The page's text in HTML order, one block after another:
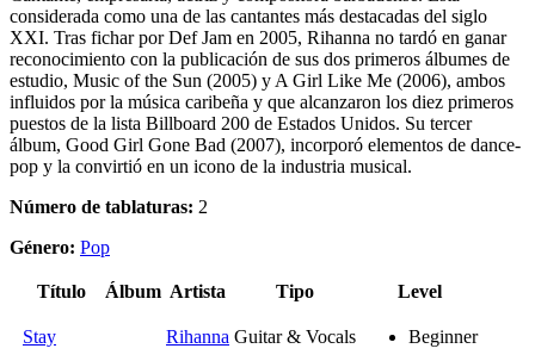
considerada como una de las cantantes más destacadas del siglo
XXI. Tras fichar por Def Jam en 2005, Rihanna no tardó en ganar
reconocimiento con la publicación de sus dos primeros álbumes de
estudio, Music of the Sun (2005) y A Girl Like Me (2006), ambos
influidos por la música caribeña y que alcanzaron los diez primeros
puestos de la lista Billboard 200 de Estados Unidos. Su tercer
álbum, Good Girl Gone Bad (2007), incorporó elementos de dance-
pop y la convirtió en un icono de la industria musical.
Número de tablaturas: 2
Género: Pop
Título Álbum Artista Tipo Level
Stay Rihanna Guitar & Vocals Beginner